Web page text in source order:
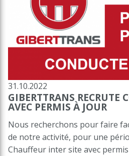
31.10.2022
GIBERTTRANS RECRUTE
AVEC PERMIS À JOUR
Nous recherchons pour faire
de notre activité, pour une
Chauffeur inter site avec